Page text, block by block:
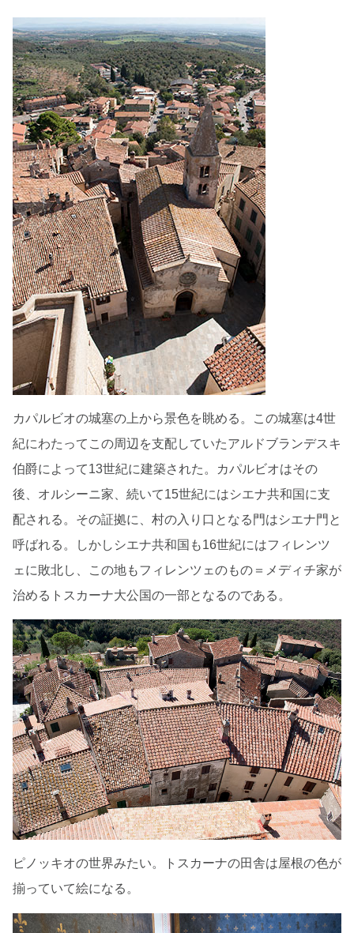
カパルビオの城塞の上から景色を眺める。この城塞は4世
紀にわたってこの周辺を支配していたアルドブランデスキ
伯爵によって13世紀に建築された。カパルビオはその
後、オルシーニ家、続いて15世紀にはシエナ共和国に支
配される。その証拠に、村の入り口となる門はシエナ門と
呼ばれる。しかしシエナ共和国も16世紀にはフィレンツ
ェに敗北し、この地もフィレンツェのもの＝メディチ家が
治めるトスカーナ大公国の一部となるのである。
ピノッキオの世界みたい。トスカーナの田舎は屋根の色が
揃っていて絵になる。